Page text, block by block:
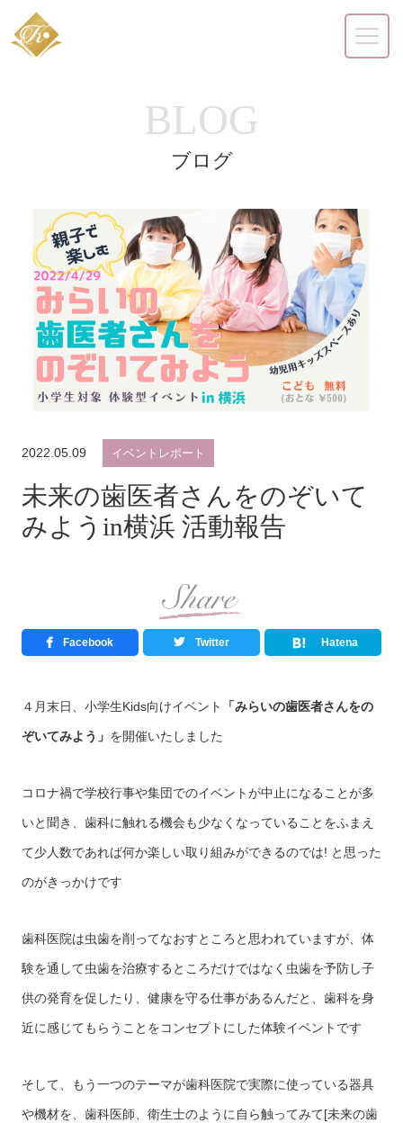
BLOG
ブログ
2022.05.09 イベントレポート
未来の歯医者さんをのぞいて
みようin横浜 活動報告
Facebook Twitter Hatena
４月末日、小学生Kids向けイベント 「みらいの歯医者さんをの
ぞいてみよう」 を開催いたしました
コロナ禍で学校行事や集団でのイベントが中止になることが多
いと聞き、歯科に触れる機会も少なくなっていることをふまえ
て少人数であれば何か楽しい取り組みができるのでは! と思った
のがきっかけです
歯科医院は虫歯を削ってなおすところと思われていますが、体
験を通して虫歯を治療するところだけではなく虫歯を予防し子
供の発育を促したり、健康を守る仕事があるんだと、歯科を身
近に感じてもらうことをコンセプトにした体験イベントです
そして、もう一つのテーマが歯科医院で実際に使っている器具
や機材を、歯科医師、衛生士のように自ら触ってみて[未来の歯